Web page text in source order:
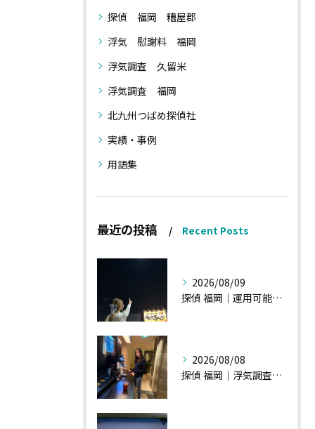
探偵 福岡 糟屋郡
浮気 慰謝料 福岡
浮気調査 久留米
浮気調査 福岡
北九州つばめ探偵社
実績・事例
用語集
最近の投稿 Recent Posts
2026/08/09
探偵 福岡｜運用可能な報告書②
2026/08/08
探偵 福岡｜浮気調査、諸状況、そして雑談へ